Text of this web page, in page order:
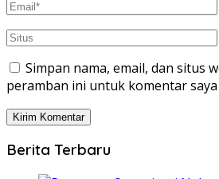
Simpan nama, email, dan situs
peramban ini untuk komentar
Berita Terbaru